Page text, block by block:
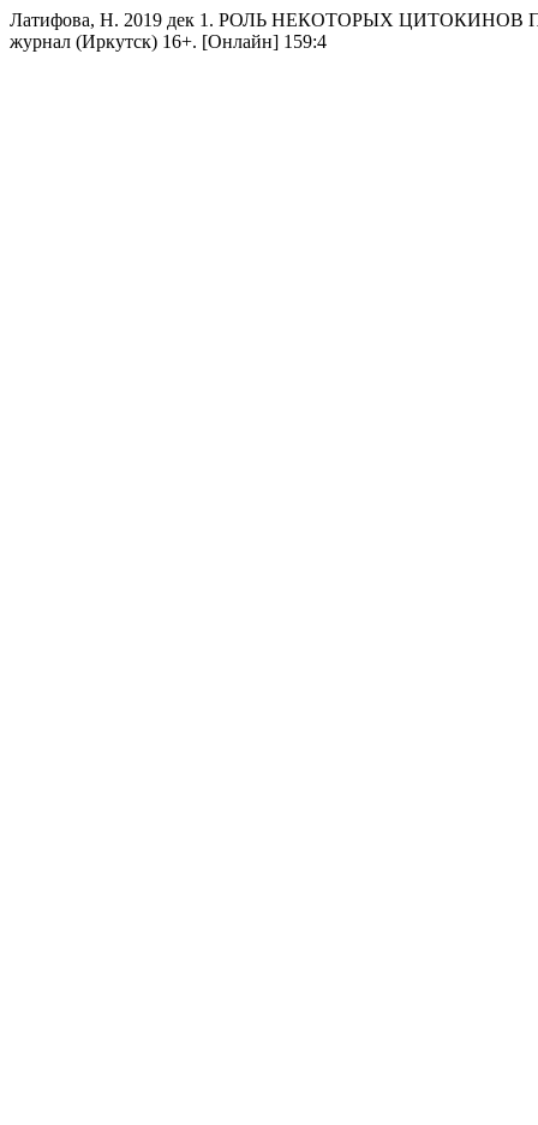
Латифова, H. 2019 дек 1. РОЛЬ НЕКОТОРЫХ
журнал (Иркутск) 16+. [Онлайн] 159:4